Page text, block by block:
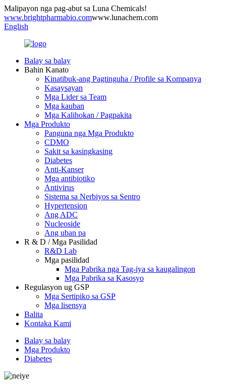
Malipayon nga pag-abut sa Luna Chemicals!
www.brightpharmabio.comwww.lunachem.com
English
Balay sa balay
Bahin Kanato
Kinatibuk-ang Pagtinguha / Profile sa Kompanya
Kasaysayan
Mga Lider sa Team
Mga kauban
Mga Kalihokan / Pagpakita
Mga Produkto
Panguna nga Mga Produkto
CDMO
Sakit sa kasingkasing
Diabetes
Anti-Kanser
Mga antibiotiko
Antivirus
Sistema sa Nerbiyos sa Sentro
Hypertension
Ang ADC
Nucleoside
Ang uban pa
R & D / Mga Pasilidad
R&D Lab
Mga pasilidad
Mga Pabrika nga Tag-iya sa kaugalingon
Mga Pabrika sa Kasosyo
Regulasyon ug GSP
Mga Sertipiko sa GSP
Mga lisensya
Balita
Kontaka Kami
Balay sa balay
Mga Produkto
Diabetes